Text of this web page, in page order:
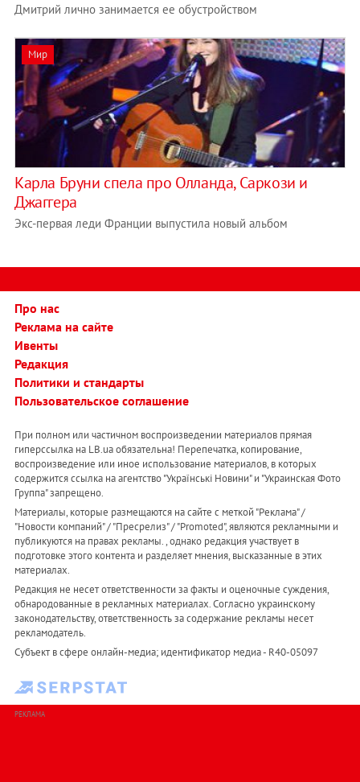
Дмитрий лично занимается ее обустройством
Мир
Карла Бруни спела про Олланда, Саркози и
Джаггера
Экс-первая леди Франции выпустила новый альбом
Про нас
Реклама на сайте
Ивенты
Редакция
Политики и стандарты
Пользовательское соглашение
При полном или частичном воспроизведении материалов прямая
гиперссылка на LB.ua обязательна! Перепечатка, копирование,
воспроизведение или иное использование материалов, в которых
содержится ссылка на агентство "Українськi Новини" и "Украинская Фото
Группа" запрещено.
Материалы, которые размещаются на сайте с меткой "Реклама" /
"Новости компаний" / "Пресрелиз" / "Promoted", являются рекламными и
публикуются на правах рекламы. , однако редакция участвует в
подготовке этого контента и разделяет мнения, высказанные в этих
материалах.
Редакция не несет ответственности за факты и оценочные суждения,
обнародованные в рекламных материалах. Согласно украинскому
законодательству, ответственность за содержание рекламы несет
рекламодатель.
Субъект в сфере онлайн-медиа; идентификатор медиа - R40-05097
РЕКЛАМА